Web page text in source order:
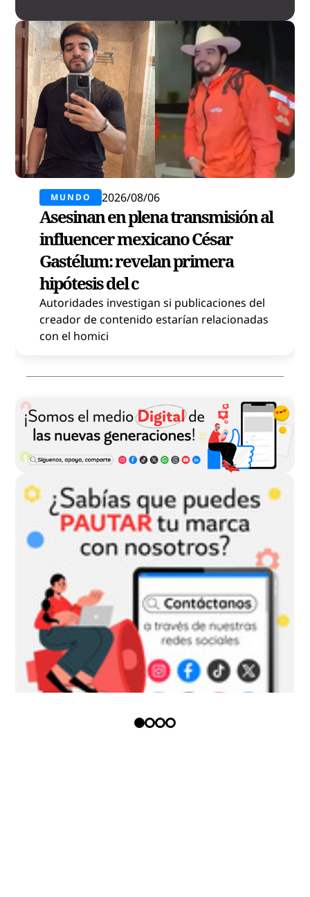
MUNDO 2026/08/06
Asesinan en plena transmisión al
influencer mexicano César
Gastélum: revelan primera
hipótesis del c
Autoridades investigan si publicaciones del
creador de contenido estarían relacionadas
con el homici